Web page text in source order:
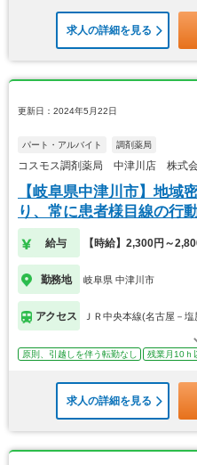
求人の詳細を見る
更新日：2024年5月22日
パート・アルバイト 調剤薬局
コスモス調剤薬局 中津川店 株式会
【岐阜県中津川市】地域
り、常に患者様目線の行
給与 【時給】2,300円～
勤務地 岐阜県 中津川市
アクセス ＪＲ中央本線(名古屋－
原則、引越しを伴う転勤なし 残業月10ｈ
求人の詳細を見る